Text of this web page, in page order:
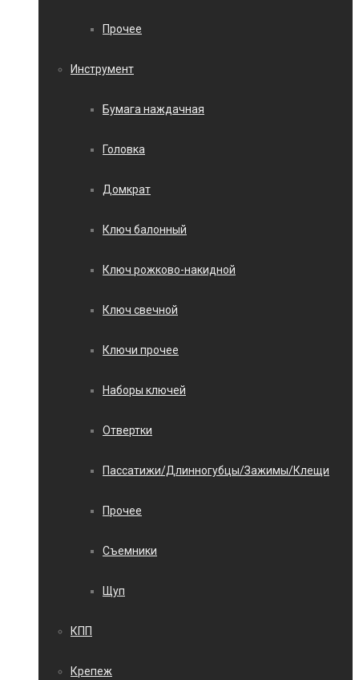
Прочее
Инструмент
Бумага наждачная
Головка
Домкрат
Ключ балонный
Ключ рожково-накидной
Ключ свечной
Ключи прочее
Наборы ключей
Отвертки
Пассатижи/Длинногубцы/Зажимы/Клещи
Прочее
Съемники
Щуп
КПП
Крепеж